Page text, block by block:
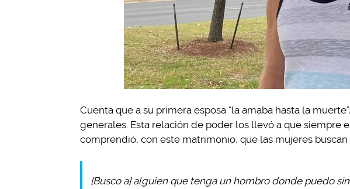
Cuenta que a su primera esposa “la amaba hasta la
generales. Esta relación de poder los llevó a que siempre
comprendió, con este matrimonio, que las mujeres
[Busco a] alguien que tenga un hombro donde puedo